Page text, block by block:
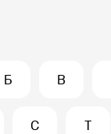
Б В
С Т